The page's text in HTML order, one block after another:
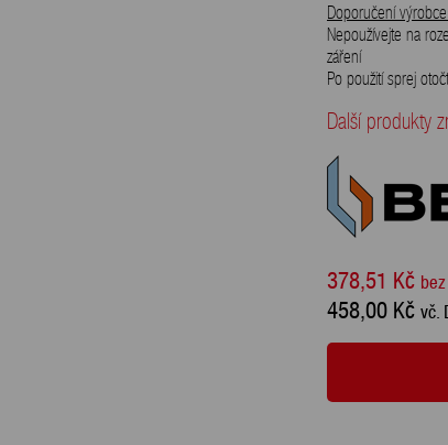
Doporučení
Nepoužívejte na
záření
Po použití sprej
Další produkty
378,51 Kč
458,00 Kč vč.